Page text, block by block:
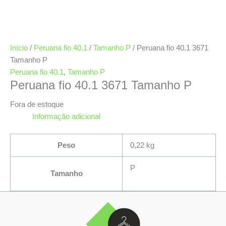
Início / Peruana fio 40.1 / Tamanho P / Peruana fio 40.1 3671
Tamanho P
Peruana fio 40.1 , Tamanho P
Peruana fio 40.1 3671 Tamanho P
Fora de estoque
Informação adicional
Peso 0,22 kg
Tamanho
P